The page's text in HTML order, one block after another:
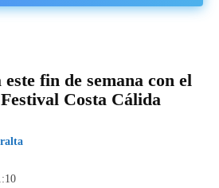
fin de semana con el
Costa Cálida